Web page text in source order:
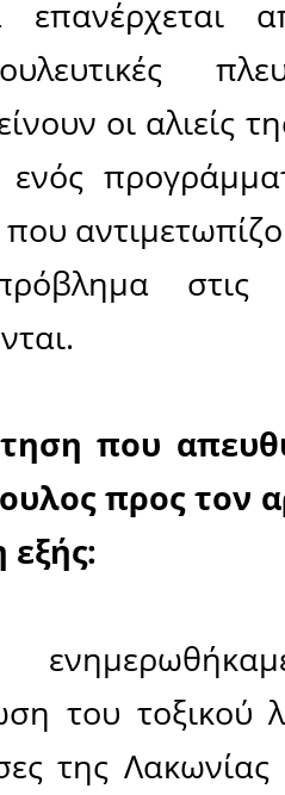
αντίτιμο
οι
εδώ και
μεταξύ